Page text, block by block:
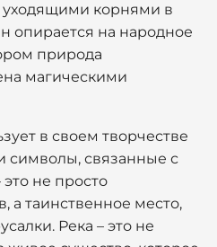
корнями в
опирается на народное
природа
магическими
в своем творчестве
символы, связанные с
не просто
а таинственное место,
Река – это не